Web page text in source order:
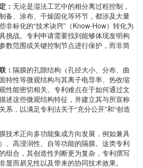
： 无论是湿法工艺中的相分离过程控制，
备、涂布、干燥固化等环节，都涉及大量
非标化的“技术诀窍”（Know-How）转化为
挑战。专利申请需要找到能够体现发明构
数范围或关键控制节点进行保护，而非简
： 隔膜的孔隙结构（孔径大小、分布、曲
特性等微观结构与其离子电导率、热收缩
性能密切相关。专利难点在于如何通过文
述这些微观结构特征，并建立其与所宣称
系，以满足专利法关于“充分公开”和“创造
技术正向多功能集成方向发展，例如兼具
、高浸润性、自等功能的隔膜。这类专利
组合，其创造性判断更为复杂，专利撰写
显而易见性以及带来的协同技术效果。